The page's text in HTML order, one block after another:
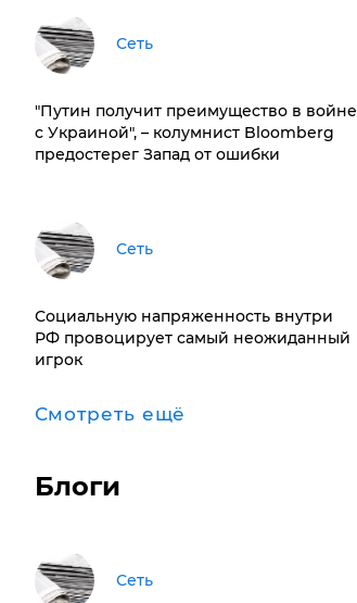
Сеть
"Путин получит преимущество в войне
с Украиной", – колумнист Bloomberg
предостерег Запад от ошибки
Сеть
Социальную напряженность внутри
РФ провоцирует самый неожиданный
игрок
Смотреть ещё
Блоги
Сеть